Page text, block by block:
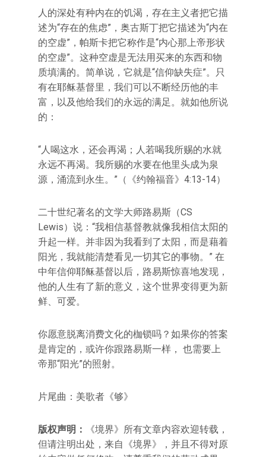
人的深处有种内在的饥渴，存在主义者把它描
述为“存在的焦虑”，奥古斯丁把它描述为“内在
的空虚”，帕斯卡把它称作是“内心那上帝形状
的空虚”。这种空虚是无法用买来的东西和物
质填满的。简单说，它就是“信仰缺失症”。只
有在耶稣基督里，我们可以不断经历他的丰
富，以及他给我们的永远的满足。就如他所说
的：
“人喝这水，还会再渴；人若喝我所赐的水就
永远不再渴。我所赐的水要在他里头成为泉
源，涌流到永生。”（《约翰福音》4:13-14）
二十世纪著名的文学大师路易斯（CS
Lewis）说：“我相信基督教就像我相信太阳的
升起一样。并非因为我看到了太阳，而是藉着
阳光，我就能清楚看见一切其它的事物。” 在
中年信仰耶稣基督以后，路易斯惊喜地发现，
他的人生有了新的意义，这个世界变得更为新
鲜、可爱。
你愿意脱离消费文化的枷锁吗？如果你的答案
是肯定的，或许你跟路易斯一样， 也需要上
帝那“阳光”的照射。
片尾曲：美歌者《够》
版权声明：
《境界》所有文章内容欢迎转载，
但请注明出处，来自《境界》，并且不得对原